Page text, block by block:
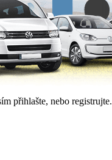
přihlašte, nebo registrujte.